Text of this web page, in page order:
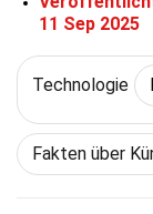
11 Sep 2025
Technologie
Fakten über